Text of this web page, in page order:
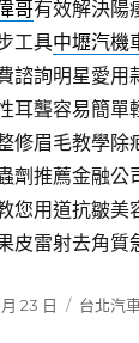
哥有效解決陽
工具中壢汽機
諮詢明星愛用
耳聾容易簡單
修眉毛教學除
劑推薦金融公
您用道抗皺美
皮雷射去角質
23 日
分
台北汽